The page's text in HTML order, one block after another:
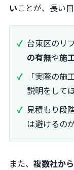
いことが、長い
台東区のリ
の有無や施
「実際の
説明をして
見積もり段
は避けるの
また、 複数社か